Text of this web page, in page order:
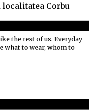
Corbu
the rest of us. Everyday
what to wear, whom to